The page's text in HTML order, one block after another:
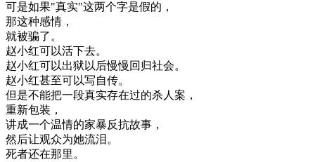
可是如果"真实"这两个字是假的 ，
那这种感情 ，
就被骗了。
赵小红可以活下去。
赵小红可以出狱以后慢慢 回归社会。
赵小红甚至可以写自传。
但是不能把一段真实存在过的杀人案 ，
重新包装 ，
讲成一个温情的家暴反抗故事 ，
然后让观众为她流泪。
死者还在那里。